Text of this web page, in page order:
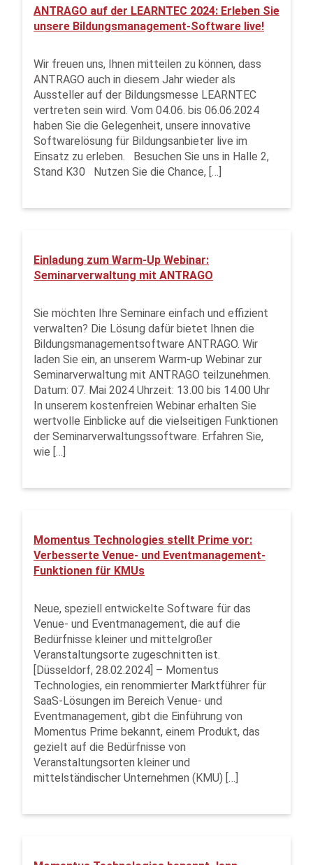
ANTRAGO auf der LEARNTEC 2024: Erleben Sie
unsere Bildungsmanagement-Software live!
Wir freuen uns, Ihnen mitteilen zu können, dass
ANTRAGO auch in diesem Jahr wieder als
Aussteller auf der Bildungsmesse LEARNTEC
vertreten sein wird. Vom 04.06. bis 06.06.2024
haben Sie die Gelegenheit, unsere innovative
Softwarelösung für Bildungsanbieter live im
Einsatz zu erleben. Besuchen Sie uns in Halle 2,
Stand K30 Nutzen Sie die Chance, […]
Einladung zum Warm-Up Webinar:
Seminarverwaltung mit ANTRAGO
Sie möchten Ihre Seminare einfach und effizient
verwalten? Die Lösung dafür bietet Ihnen die
Bildungsmanagementsoftware ANTRAGO. Wir
laden Sie ein, an unserem Warm-up Webinar zur
Seminarverwaltung mit ANTRAGO teilzunehmen.
Datum: 07. Mai 2024 Uhrzeit: 13.00 bis 14.00 Uhr
In unserem kostenfreien Webinar erhalten Sie
wertvolle Einblicke auf die vielseitigen Funktionen
der Seminarverwaltungssoftware. Erfahren Sie,
wie […]
Momentus Technologies stellt Prime vor:
Verbesserte Venue- und Eventmanagement-
Funktionen für KMUs
Neue, speziell entwickelte Software für das
Venue- und Eventmanagement, die auf die
Bedürfnisse kleiner und mittelgroßer
Veranstaltungsorte zugeschnitten ist.
[Düsseldorf, 28.02.2024] – Momentus
Technologies, ein renommierter Marktführer für
SaaS-Lösungen im Bereich Venue- und
Eventmanagement, gibt die Einführung von
Momentus Prime bekannt, einem Produkt, das
gezielt auf die Bedürfnisse von
Veranstaltungsorten kleiner und
mittelständischer Unternehmen (KMU) […]